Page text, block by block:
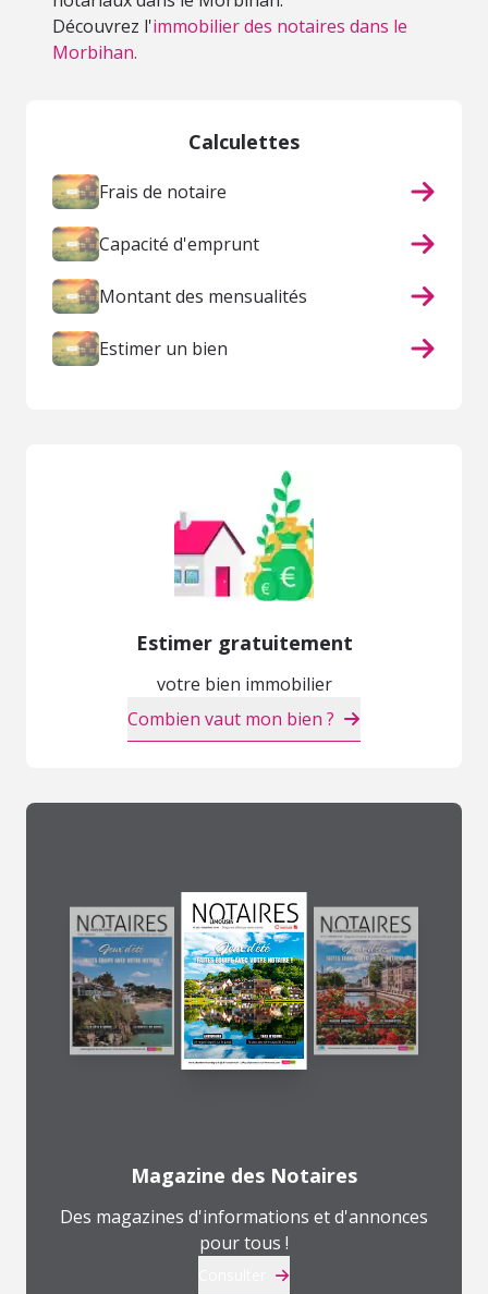
Découvrez l'immobilier des notaires dans le
Morbihan.
Calculettes
Frais de notaire
Capacité d'emprunt
Montant des mensualités
Estimer un bien
Estimer gratuitement
votre bien immobilier
Combien vaut mon bien ?
Magazine des Notaires
Des magazines d'informations et d'annonces
pour tous !